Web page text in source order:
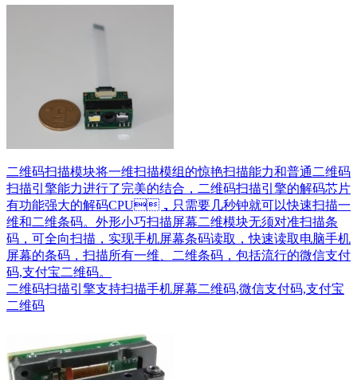
二维码扫描模块将一维扫描模组的惊艳扫描能力和普通二维码
扫描引擎能力进行了完美的结合，二维码扫描引擎的解码芯片
有功能强大的解码CPU，只需要几秒钟就可以快速扫描一
维和二维条码。外形小巧扫描屏幕二维模块无须对准扫描条
码，可全向扫描，实现手机屏幕条码读取，快速读取电脑手机
屏幕的条码，扫描所有一维、二维条码，包括流行的微信支付
码,支付宝二维码。
二维码扫描引擎支持扫描手机屏幕二维码,微信支付码,支付宝
二维码